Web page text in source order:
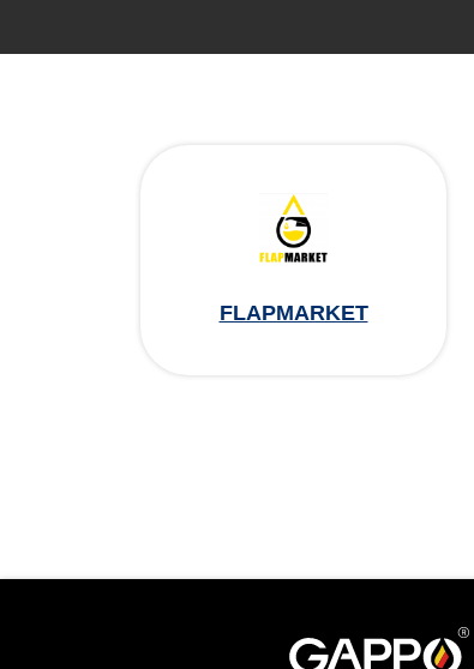
FLAPMARKET